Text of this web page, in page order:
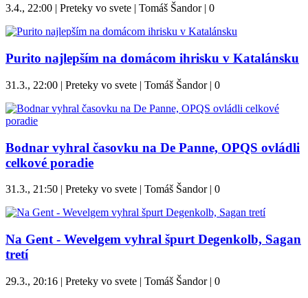
3.4., 22:00 | Preteky vo svete | Tomáš Šandor | 0
Purito najlepším na domácom ihrisku v Katalánsku
31.3., 22:00 | Preteky vo svete | Tomáš Šandor | 0
Bodnar vyhral časovku na De Panne, OPQS ovládli
celkové poradie
31.3., 21:50 | Preteky vo svete | Tomáš Šandor | 0
Na Gent - Wevelgem vyhral špurt Degenkolb, Sagan
tretí
29.3., 20:16 | Preteky vo svete | Tomáš Šandor | 0